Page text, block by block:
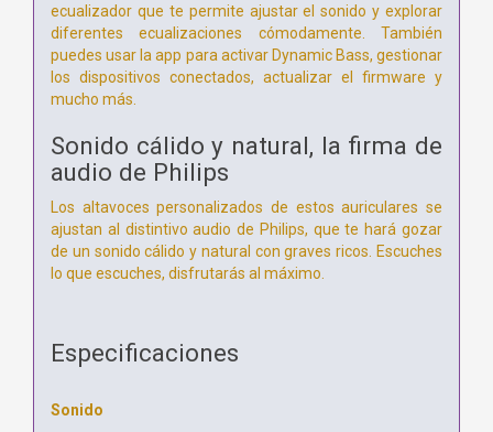
ecualizador que te permite ajustar el sonido y explorar
diferentes ecualizaciones cómodamente. También
puedes usar la app para activar Dynamic Bass, gestionar
los dispositivos conectados, actualizar el firmware y
mucho más.
Sonido cálido y natural, la firma de
audio de Philips
Los altavoces personalizados de estos auriculares se
ajustan al distintivo audio de Philips, que te hará gozar
de un sonido cálido y natural con graves ricos. Escuches
lo que escuches, disfrutarás al máximo.
Especificaciones
Sonido